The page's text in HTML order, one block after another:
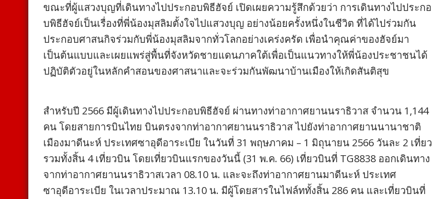
ขณะที่ผู้แสวงบุญที่เดินทางไปประกอบพิธีฮัจย์ เปิดเผยความรู้สึกด้วยว่า การเดินทางไปประกอ
บพิธีฮัจย์เป็นเรื่องที่พี่น้องมุสลิมตั้งใจไปแสวงบุญ อย่างน้อยครั้งหนึ่งในชีวิต ที่ได้ไปร่วมกัน
ประกอบศาสนกิจร่วมกับพี่น้องมุสลิมจากทั่วโลกอย่างเคร่งครัด เพื่อนำคุณค่าของฮัจย์มา
เป็นต้นแบบและเผยแพร่สู่พื้นที่จังหวัดชายแดนภาคใต้เพื่อเป็นแนวทางให้พี่น้องประชาชนได้
ปฏิบัติตัวอยู่ในหลักคำสอนของศาสนาและจะร่วมกันพัฒนาบ้านเมืองให้เกิดสันติสุข
สำหรับปี 2566 มีผู้เดินทางไปประกอบพิธีฮัจย์ ผ่านทางท่าอากาศยานนราธิวาส จำนวน 1,144
คน โดยสายการบินไทย บินตรงจากท่าอากาศยานนราธิวาส ไปยังท่าอากาศยานนานาชาติ
เมืองมาดีนะห์ ประเทศซาอุดีอาระเบีย ในวันที่ 31 พฤษภาคม – 1 มิถุนายน 2566 วันละ 2 เที่ยว
รวมทั้งสิ้น 4 เที่ยวบิน โดยเที่ยวบินแรกของวันนี้ (31 พ.ค. 66) เที่ยวบินที่ TG8838 ออกเดินทาง
จากท่าอากาศยานนราธิวาสเวลา 08.10 น. และจะถึงท่าอากาศยานมาดีนะห์ ประเทศ
ซาอุดีอาระเบีย ในเวลาประมาณ 13.10 น. มีผู้โดยสารในไฟล์ททั้งสิ้น 286 คน และเที่ยวบินที่